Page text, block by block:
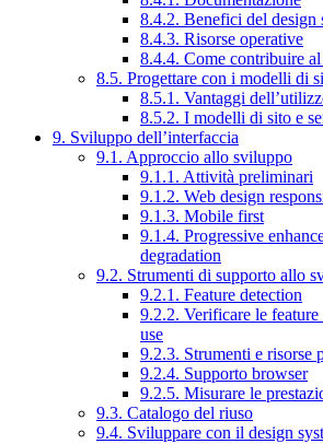
8.4.2. Benefici del design
8.4.3. Risorse operative
8.4.4. Come contribuire
8.5. Progettare con i modelli di
8.5.1. Vantaggi
8.5.2. I modelli di sito e
9. Sviluppo dell’interfaccia
9.1. Approccio allo sviluppo
9.1.1. Attività preliminari
9.1.2. Web design
9.1.3. Mobile first
9.1.4. Progressive
degradation
9.2. Strumenti di supporto allo
9.2.1. Feature detection
9.2.2. Verificare le
use
9.2.3. Strumenti e risorse
9.2.4. Supporto browser
9.2.5. Misurare le
9.3. Catalogo del riuso
9.4. Sviluppare con il design